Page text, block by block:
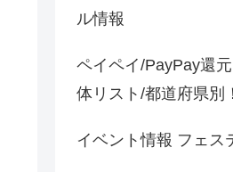
ル情報
ペイペイ/PayPay還
体リスト/都道府県別！
イベント情報 フェス